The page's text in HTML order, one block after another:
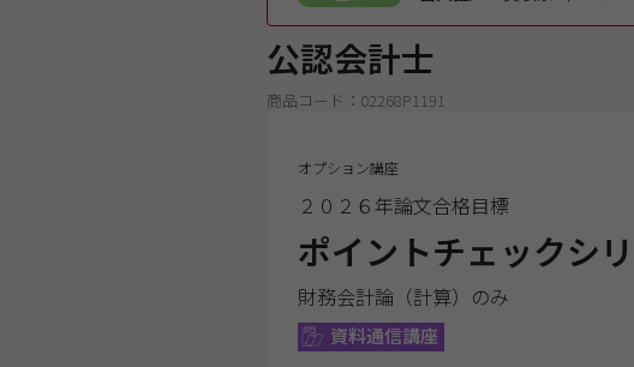
公認会計士
商品コード：02268P1191
オプション講座
２０２６年論文合格目標
ポイントチェックシ
財務会計論（計算）のみ
資料通信講座